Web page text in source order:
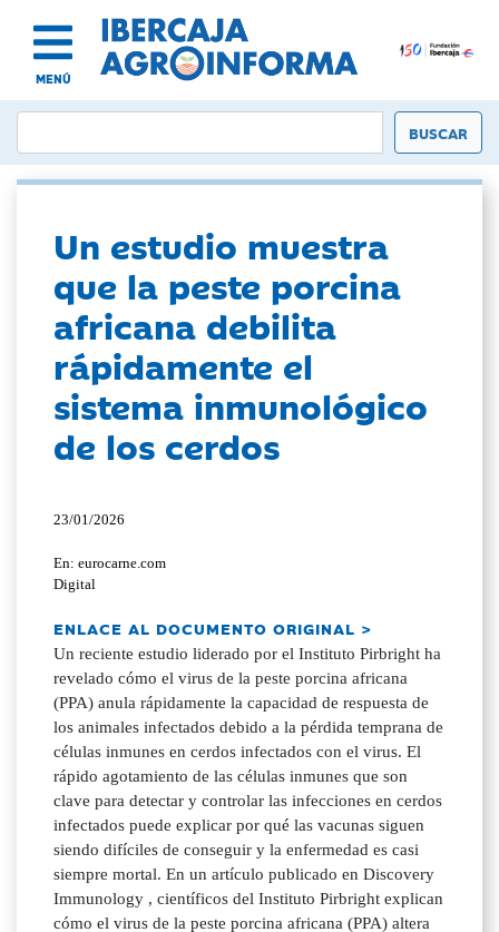
MENÚ
Un estudio muestra
que la peste porcina
africana debilita
rápidamente el
sistema inmunológico
de los cerdos
23/01/2026
En: eurocarne.com
Digital
ENLACE AL DOCUMENTO ORIGINAL >
Un reciente estudio liderado por el Instituto Pirbright ha
revelado cómo el virus de la peste porcina africana
(PPA) anula rápidamente la capacidad de respuesta de
los animales infectados debido a la pérdida temprana de
células inmunes en cerdos infectados con el virus. El
rápido agotamiento de las células inmunes que son
clave para detectar y controlar las infecciones en cerdos
infectados puede explicar por qué las vacunas siguen
siendo difíciles de conseguir y la enfermedad es casi
siempre mortal. En un artículo publicado en Discovery
Immunology , científicos del Instituto Pirbright explican
cómo el virus de la peste porcina africana (PPA) altera